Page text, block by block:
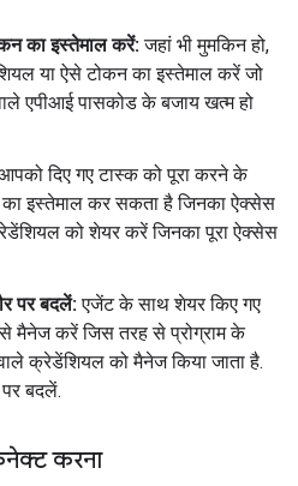
का इस्तेमाल करें:जहां भी मुमकिन हो,
या ऐसे टोकन का इस्तेमाल करें जो
एपीआई पासकोड के बजाय खत्म हो
दिए गए टास्क को पूरा करने के
इस्तेमाल कर सकता है जिनका ऐक्सेस
को शेयर करें जिनका पूरा ऐक्सेस
पर बदलें:एजेंट के साथ शेयर किए गए
मैनेज करें जिस तरह से प्रोग्राम के
क्रेडेंशियल को मैनेज किया जाता है.
पर बदलें.
करना